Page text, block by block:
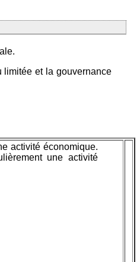
limitée et la gouvernance
activité économique.
une activité